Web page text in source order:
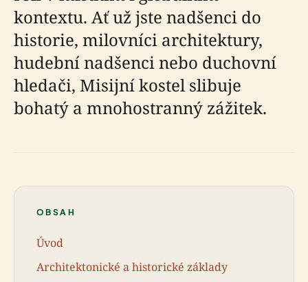
kontextu. Ať už jste nadšenci do
historie, milovníci architektury,
hudební nadšenci nebo duchovní
hledači, Misijní kostel slibuje
bohatý a mnohostranný zážitek.
OBSAH
Úvod
Architektonické a historické základy